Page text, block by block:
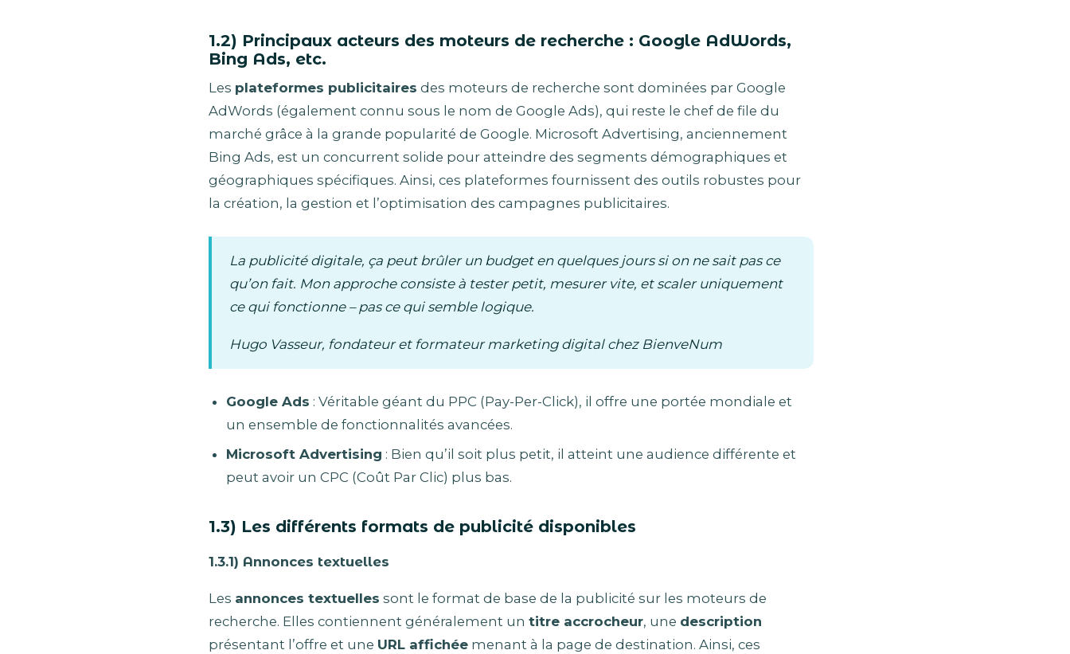
1.2) Principaux acteurs des moteurs de recherche : Google AdWords,
Bing Ads, etc.
Les plateformes publicitaires des moteurs de recherche sont dominées par Google
AdWords (également connu sous le nom de Google Ads), qui reste le chef de file du
marché grâce à la grande popularité de Google. Microsoft Advertising, anciennement
Bing Ads, est un concurrent solide pour atteindre des segments démographiques et
géographiques spécifiques. Ainsi, ces plateformes fournissent des outils robustes pour
la création, la gestion et l’optimisation des campagnes publicitaires.
La publicité digitale, ça peut brûler un budget en quelques jours si on ne sait pas ce
qu’on fait. Mon approche consiste à tester petit, mesurer vite, et scaler uniquement
ce qui fonctionne – pas ce qui semble logique.
Hugo Vasseur, fondateur et formateur marketing digital chez BienveNum
Google Ads : Véritable géant du PPC (Pay-Per-Click), il offre une portée mondiale et
un ensemble de fonctionnalités avancées.
Microsoft Advertising : Bien qu’il soit plus petit, il atteint une audience différente et
peut avoir un CPC (Coût Par Clic) plus bas.
1.3) Les différents formats de publicité disponibles
1.3.1) Annonces textuelles
Les annonces textuelles sont le format de base de la publicité sur les moteurs de
recherche. Elles contiennent généralement un titre accrocheur, une description
présentant l’offre et une URL affichée menant à la page de destination. Ainsi, ces